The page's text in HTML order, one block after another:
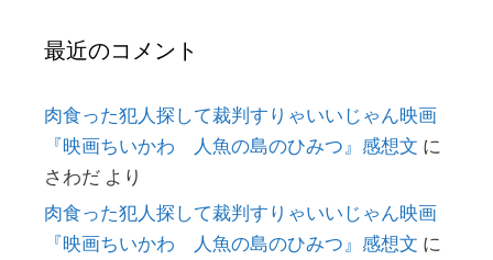
最近のコメント
肉食った犯人探して裁判すりゃいいじゃん映画
『映画ちいかわ 人魚の島のひみつ』感想文 に
さわだ より
肉食った犯人探して裁判すりゃいいじゃん映画
『映画ちいかわ 人魚の島のひみつ』感想文 に